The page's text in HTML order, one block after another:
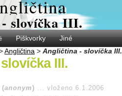
slovíčka III.
Piškvorky
Jiné
Angličtina > Angličtina - slovíčka III.
III.
(anonym ) ... vloženo 6.1.2006